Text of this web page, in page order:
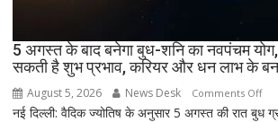
या
नहीं
5 अगस्त के बाद बनेगा बुध-शनि का नवपंचम योग,
सकती है शुभ प्रभाव, करियर और धन लाभ के बन
August 5, 2026 News Desk Comments Offon
5
नई दिल्ली: वैदिक ज्योतिष के अनुसार 5 अगस्त की रात बुध